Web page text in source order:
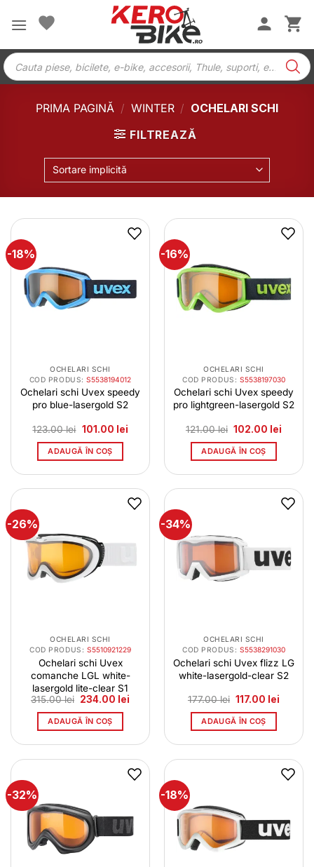
Products
search
PRIMA PAGINĂ / WINTER / OCHELARI SCHI
FILTREAZĂ
Sortare implicită
-18%
OCHELARI SCHI
COD PRODUS:S5538194012
Ochelari schi Uvex speedy
pro blue-lasergold S2
123.00lei Prețul
a
fost:
101.00 leiPrețul
ADAUGĂ ÎN COȘ
-16%
OCHELARI SCHI
COD PRODUS: S5538197030
Ochelari schi Uvex speedy
pro lightgreen-lasergold S2
121.00lei Prețul
a
fost:
102.00 lei
ADAUGĂ ÎN COȘ
-26%
OCHELARI SCHI
COD PRODUS: S5510921229
Ochelari schi Uvex
comanche LGL white-
lasergold lite-clear S1
315.00lei Prețul
a
fost:
234.00 lei
ADAUGĂ ÎN COȘ
-34%
OCHELARI SCHI
COD PRODUS: S5538291030
Ochelari schi Uvex flizz LG
white-lasergold-clear S2
177.00lei Prețul
a
fost:
117.00 lei
ADAUGĂ ÎN COȘ
-32% -18%